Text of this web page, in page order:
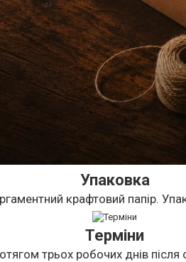
Упаковка
крафтовий папір.
Терміни
трьох робочих днів